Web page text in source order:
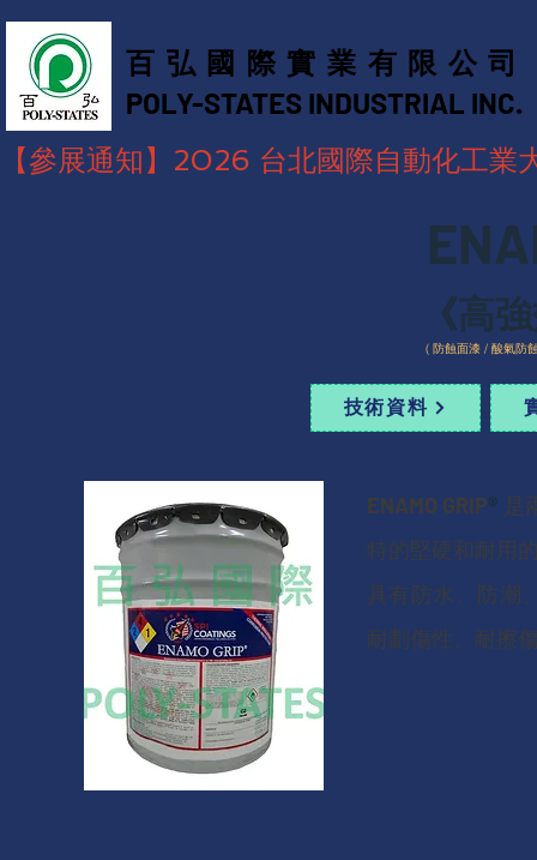
百弘國際實業有限公司
POLY-STATES INDUSTRIAL INC. ​
【參展通知】2026 台北國際自動化工
《高
( 防蝕面漆 / 酸氣防
技術資料
ENAMO GRIP® 是
特的堅硬和耐用
具有防水、防潮
耐劃傷性、耐擦